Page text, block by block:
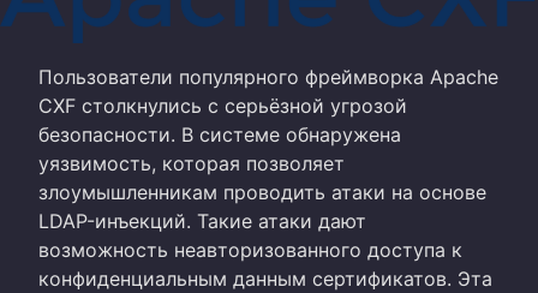
Пользователи популярного фреймворка Apache
CXF столкнулись с серьёзной угрозой
безопасности. В системе обнаружена
уязвимость, которая позволяет
злоумышленникам проводить атаки на основе
LDAP-инъекций. Такие атаки дают
возможность неавторизованного доступа к
конфиденциальным данным сертификатов. Эта